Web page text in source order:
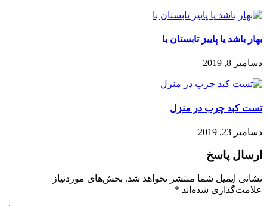
بهار باشد یا پاییز تابستان با
دسامبر 8, 2019
تست کبد چرب در منزل
دسامبر 23, 2019
ارسال پاسخ
نشانی ایمیل شما منتشر نخواهد شد. بخش‌های موردنیاز
علامت‌گذاری شده‌اند *